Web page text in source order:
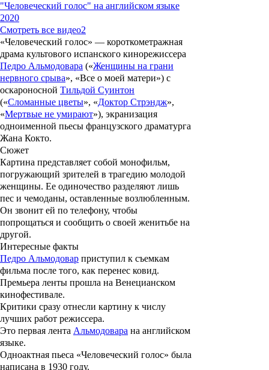
"Человеческий голос" на английском языке
2020
Смотреть все видео2
«Человеческий голос» — короткометражная
драма культового испанского кинорежиссера
Педро Альмодовара («Женщины на грани
нервного срыва», «Все о моей матери») с
оскароносной Тильдой Суинтон
(«Сломанные цветы», «Доктор Стрэндж»,
«Мертвые не умирают»), экранизация
одноименной пьесы французского драматурга
Жана Кокто.
Сюжет
Картина представляет собой монофильм,
погружающий зрителей в трагедию молодой
женщины. Ее одиночество разделяют лишь
пес и чемоданы, оставленные возлюбленным.
Он звонит ей по телефону, чтобы
попрощаться и сообщить о своей женитьбе на
другой.
Интересные факты
Педро Альмодовар приступил к съемкам
фильма после того, как перенес ковид.
Премьера ленты прошла на Венецианском
кинофестивале.
Критики сразу отнесли картину к числу
лучших работ режиссера.
Это первая лента Альмодовара на английском
языке.
Одноактная пьеса «Человеческий голос» была
написана в 1930 году.